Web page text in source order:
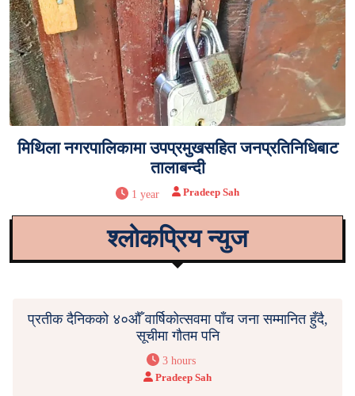
मिथिला नगरपालिकामा उपप्रमुखसहित जनप्रतिनिधिबाट
तालाबन्दी
1 year Pradeep Sah
श्लोकप्रिय न्युज
प्रतीक दैनिकको ४०औँ वार्षिकोत्सवमा पाँच जना सम्मानित हुँदै,
सूचीमा गौतम पनि
3 hours
Pradeep Sah